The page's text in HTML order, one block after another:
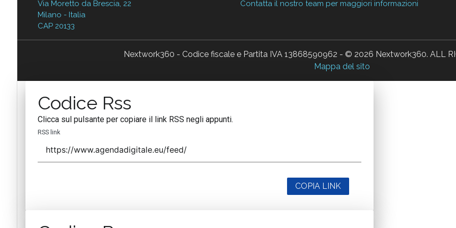
Via Moretto da Brescia, 22
Milano - Italia
CAP 20133
Contatta il nostro team per maggiori informazioni
Nextwork360 - Codice fiscale e Partita IVA 13868590962 - © 2026 Nextwork360. ALL
Mappa del sito
Codice Rss
Clicca sul pulsante per copiare il link RSS negli appunti.
RSS link
COPIA LINK